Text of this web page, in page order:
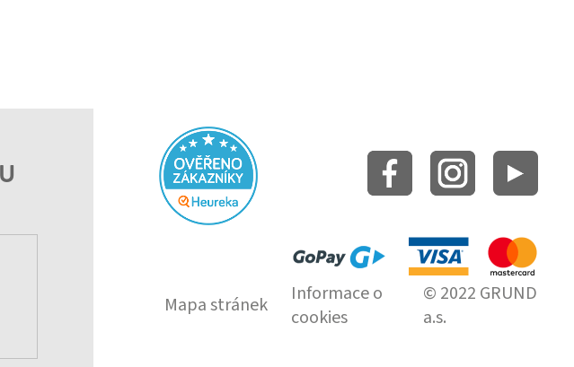
Mapa stránek
Informace o
cookies
© 2022 GRUND
a.s.